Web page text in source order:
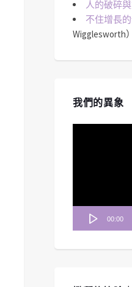
人的破碎
不住增長
Wigglesworth）
我們的異象
00:00